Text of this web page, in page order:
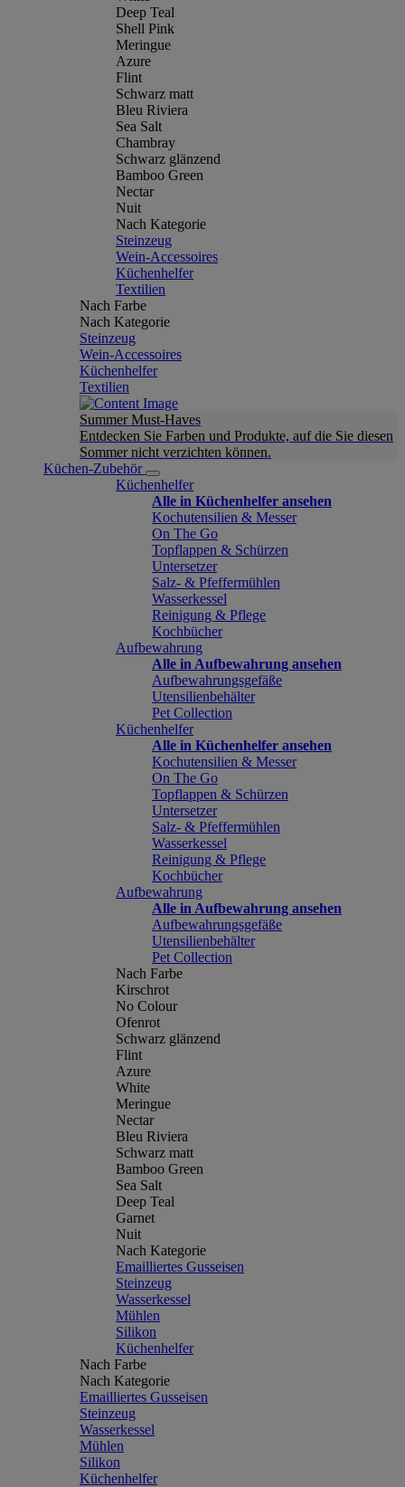
Deep Teal
Shell Pink
Meringue
Azure
Flint
Schwarz matt
Bleu Riviera
Sea Salt
Chambray
Schwarz glänzend
Bamboo Green
Nectar
Nuit
Nach Kategorie
Steinzeug
Wein-Accessoires
Küchenhelfer
Textilien
Nach Farbe
Nach Kategorie
Steinzeug
Wein-Accessoires
Küchenhelfer
Textilien
Summer Must-Haves
Entdecken Sie Farben und Produkte, auf die Sie diesen
Sommer nicht verzichten können.
Küchen-Zubehör
Küchenhelfer
Alle in Küchenhelfer ansehen
Kochutensilien & Messer
On The Go
Topflappen & Schürzen
Untersetzer
Salz- & Pfeffermühlen
Wasserkessel
Reinigung & Pflege
Kochbücher
Aufbewahrung
Alle in Aufbewahrung ansehen
Aufbewahrungsgefäße
Utensilienbehälter
Pet Collection
Küchenhelfer
Alle in Küchenhelfer ansehen
Kochutensilien & Messer
On The Go
Topflappen & Schürzen
Untersetzer
Salz- & Pfeffermühlen
Wasserkessel
Reinigung & Pflege
Kochbücher
Aufbewahrung
Alle in Aufbewahrung ansehen
Aufbewahrungsgefäße
Utensilienbehälter
Pet Collection
Nach Farbe
Kirschrot
No Colour
Ofenrot
Schwarz glänzend
Flint
Azure
White
Meringue
Nectar
Bleu Riviera
Schwarz matt
Bamboo Green
Sea Salt
Deep Teal
Garnet
Nuit
Nach Kategorie
Emailliertes Gusseisen
Steinzeug
Wasserkessel
Mühlen
Silikon
Küchenhelfer
Nach Farbe
Nach Kategorie
Emailliertes Gusseisen
Steinzeug
Wasserkessel
Mühlen
Silikon
Küchenhelfer